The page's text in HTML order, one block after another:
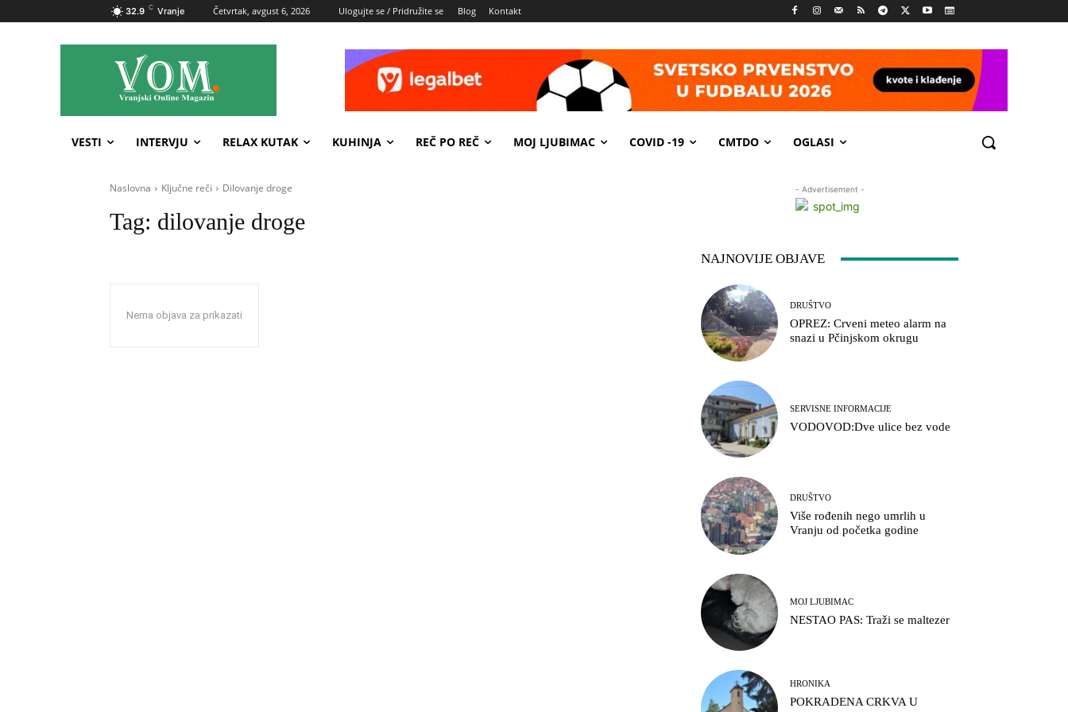
32.9 C Vranje Četvrtak, avgust 6, 2026 Ulogujte se / Pridružite se Blog Kontakt
VESTI INTERVJU RELAX KUTAK KUHINJA REČ PO REČ MOJ LJUBIMAC COVID -19 CMTDO OGLASI
Naslovna Ključne reči Dilovanje droge
Tag: dilovanje droge
Nema objava za prikazati
- Advertisement -
NAJNOVIJE OBJAVE
DRUŠTVO
OPREZ: Crveni meteo alarm na
snazi u Pčinjskom okrugu
SERVISNE INFORMACIJE
VODOVOD:Dve ulice bez vode
DRUŠTVO
Više rođenih nego umrlih u
Vranju od početka godine
MOJ LJUBIMAC
NESTAO PAS: Traži se maltezer
HRONIKA
POKRADENA CRKVA U